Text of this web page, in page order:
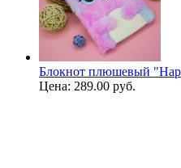
Блокнот плюшевый
Цена: 289.00 руб.